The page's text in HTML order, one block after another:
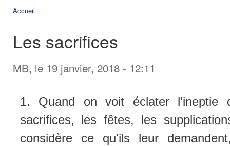
Accueil
Les sacrifices
MB, le 19 janvier, 2018 - 12:11
1. Quand on voit éclater l'ineptie
sacrifices, les fêtes, les
considère ce qu'ils leur